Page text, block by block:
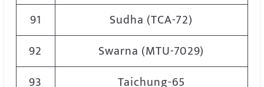
91
Sudha (TCA-72)
92
Swarna (MTU-7029)
93
Taichung-65